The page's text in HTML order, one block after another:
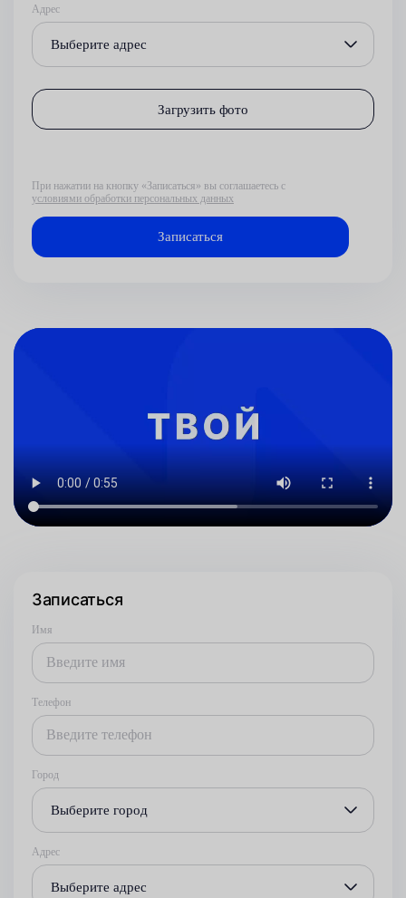
Адрес
Выберите адрес
Загрузить фото
При нажатии на кнопку «Записаться» вы соглашаетесь с
условиями обработки персональных данных
Записаться
Имя
Телефон
Город
Выберите город
Адрес
Выберите адрес